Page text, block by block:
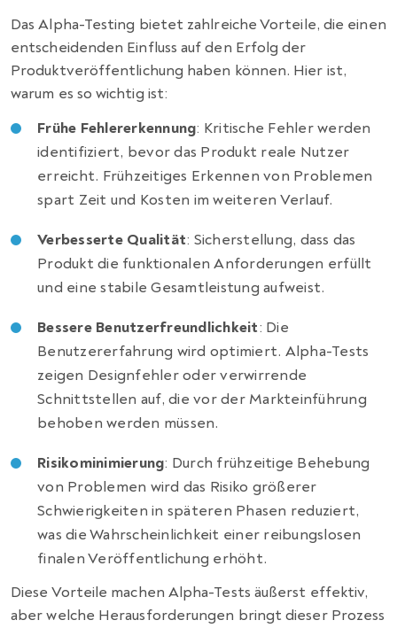
Das Alpha-Testing bietet zahlreiche Vorteile, die einen
entscheidenden Einfluss auf den Erfolg der
Produktveröffentlichung haben können. Hier ist,
warum es so wichtig ist:
Frühe Fehlererkennung: Kritische Fehler werden
identifiziert, bevor das Produkt reale Nutzer
erreicht. Frühzeitiges Erkennen von Problemen
spart Zeit und Kosten im weiteren Verlauf.
Verbesserte Qualität: Sicherstellung, dass das
Produkt die funktionalen Anforderungen erfüllt
und eine stabile Gesamtleistung aufweist.
Bessere Benutzerfreundlichkeit: Die
Benutzererfahrung wird optimiert. Alpha-Tests
zeigen Designfehler oder verwirrende
Schnittstellen auf, die vor der Markteinführung
behoben werden müssen.
Risikominimierung: Durch frühzeitige Behebung
von Problemen wird das Risiko größerer
Schwierigkeiten in späteren Phasen reduziert,
was die Wahrscheinlichkeit einer reibungslosen
finalen Veröffentlichung erhöht.
Diese Vorteile machen Alpha-Tests äußerst effektiv,
aber welche Herausforderungen bringt dieser Prozess